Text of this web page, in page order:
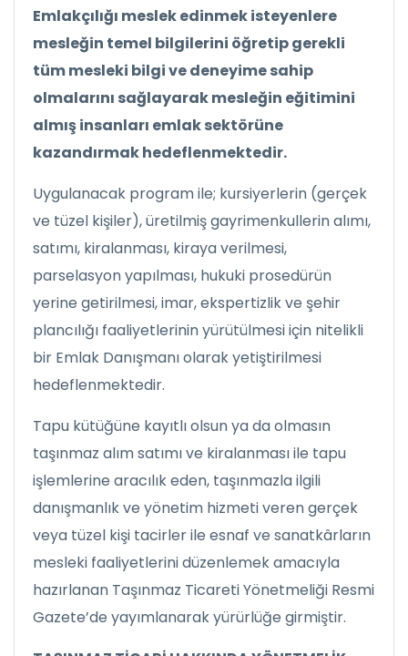
Emlakçılığı meslek edinmek isteyenlere
mesleğin temel bilgilerini öğretip gerekli
tüm mesleki bilgi ve deneyime sahip
olmalarını sağlayarak mesleğin eğitimini
almış insanları emlak sektörüne
kazandırmak hedeflenmektedir.
Uygulanacak program ile; kursiyerlerin (gerçek
ve tüzel kişiler), üretilmiş gayrimenkullerin alımı,
satımı, kiralanması, kiraya verilmesi,
parselasyon yapılması, hukuki prosedürün
yerine getirilmesi, imar, ekspertizlik ve şehir
plancılığı faaliyetlerinin yürütülmesi için nitelikli
bir Emlak Danışmanı olarak yetiştirilmesi
hedeflenmektedir.
Tapu kütüğüne kayıtlı olsun ya da olmasın
taşınmaz alım satımı ve kiralanması ile tapu
işlemlerine aracılık eden, taşınmazla ilgili
danışmanlık ve yönetim hizmeti veren gerçek
veya tüzel kişi tacirler ile esnaf ve sanatkârların
mesleki faaliyetlerini düzenlemek amacıyla
hazırlanan Taşınmaz Ticareti Yönetmeliği Resmi
Gazete’de yayımlanarak yürürlüğe girmiştir.